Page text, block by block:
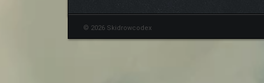
© 2026 Skidrowcodex